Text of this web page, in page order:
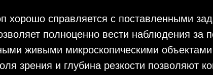
хорошо справляется с поставленными
полноценно вести наблюдения за
живыми микроскопическими
зрения и глубина резкости позволяют